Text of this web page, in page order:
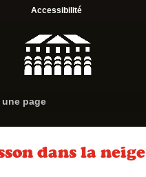
Accessibilité
page
dans la neige